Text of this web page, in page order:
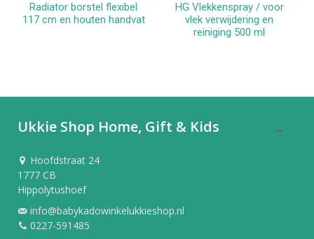
Radiator borstel flexibel
117 cm en houten handvat
HG Vlekkenspray / voor
vlek verwijdering en
reiniging 500 ml
Ukkie Shop Home, Gift & Kids
Hoofdstraat 24
1777 CB
Hippolytushoef
info@babykadowinkelukkieshop.nl
0227-591485